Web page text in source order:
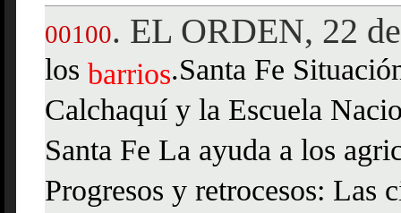
00100. EL ORDEN, 22
los barrios.Santa Fe
Calchaquí y la Escuela
Santa Fe La ayuda a los
Progresos y retrocesos: Las